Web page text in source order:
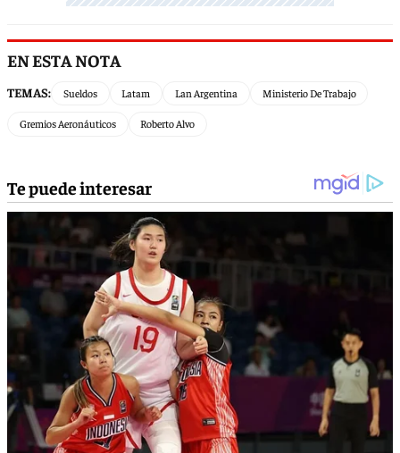
EN ESTA NOTA
TEMAS: Sueldos Latam Lan Argentina Ministerio De Trabajo
Gremios Aeronáuticos Roberto Alvo